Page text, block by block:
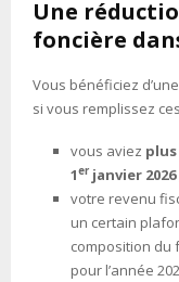
Une
foncière
Vous bénéficiez
si vous remplissez
vous aviez plus
1er janvier 2026
votre revenu
un certain
composition du
pour l’année